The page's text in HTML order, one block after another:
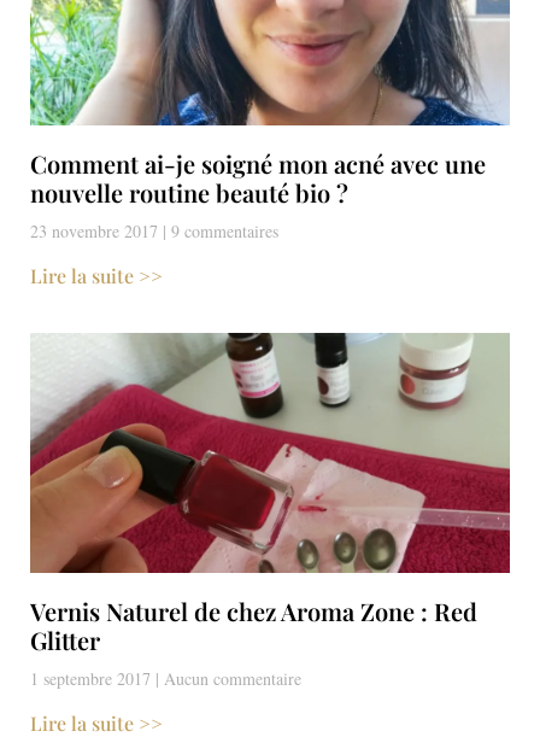
Comment ai-je soigné mon acné avec une
nouvelle routine beauté bio ?
23 novembre 2017 9 commentaires
Lire la suite >>
Vernis Naturel de chez Aroma Zone : Red
Glitter
1 septembre 2017 Aucun commentaire
Lire la suite >>